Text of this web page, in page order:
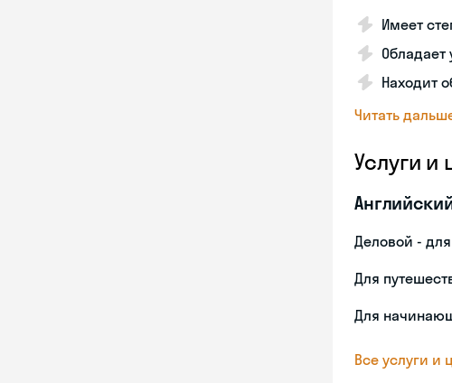
Имеет
Обладает
Находит
Читать
Услуги и
Деловой -
Для
Для
Все услуги и